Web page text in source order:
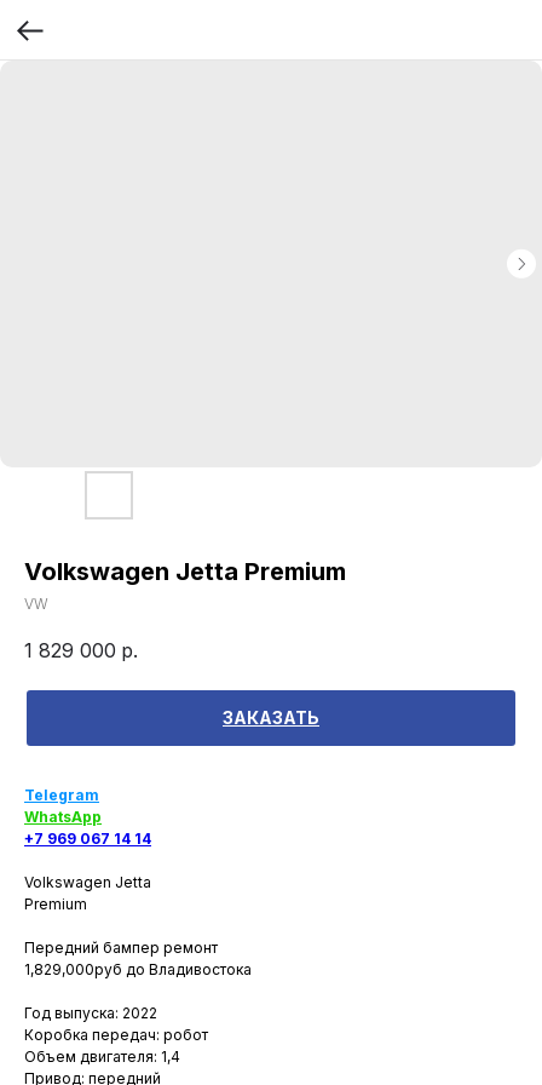
Volkswagen Jetta Premium
VW
1 829 000 р.
ЗАКАЗАТЬ
Telegram
WhatsApp
+7 969 067 14 14
Volkswagen Jetta
Premium
Передний бампер ремонт
1,829,000руб до Владивостока
Год выпуска: 2022
Коробка передач: робот
Объем двигателя: 1,4
Привод: передний